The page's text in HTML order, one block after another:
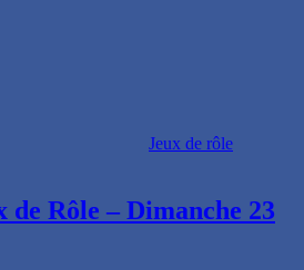
Jeux de rôle
Rôle – Dimanche 23